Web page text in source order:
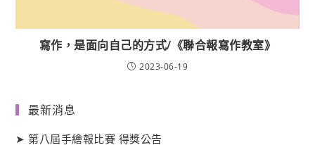
寫作，是面向自己的方式/《聯合報寫作教室》
2023-06-19
最新消息
➤第八屆手繪報比賽 得獎公告